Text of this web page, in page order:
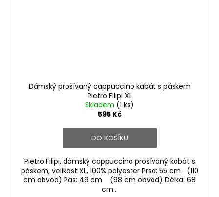
Dámský prošívaný cappuccino kabát s páskem
Pietro Filipi XL
Skladem (1 ks)
595 Kč
DO KOŠÍKU
Pietro Filipi, dámský cappuccino prošívaný kabát s
páskem, velikost XL, 100% polyester Prsa: 55 cm (110
cm obvod) Pas: 49 cm (98 cm obvod) Délka: 68
cm...